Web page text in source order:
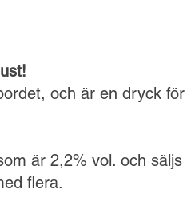
och är en dryck
är 2,2% vol. och
flera.